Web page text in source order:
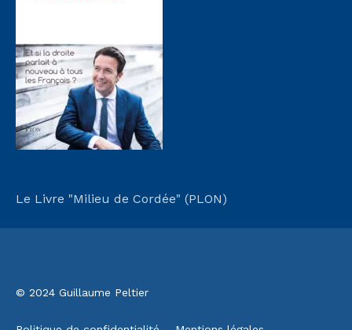
Le Livre "Milieu de Cordée" (PLON)
© 2024 Guillaume Peltier